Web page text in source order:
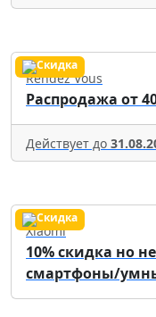
Rendez Vous
Распродажа от
Действует до
Xiaomi
10% скидка но
смартфоны/